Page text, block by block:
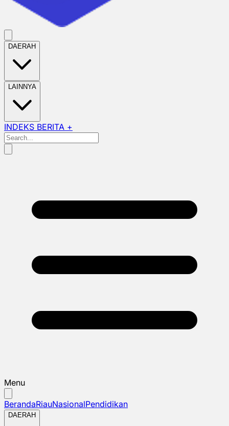
DAERAH
LAINNYA
INDEKS BERITA +
Menu
BerandaRiauNasionalPendidikan
DAERAH